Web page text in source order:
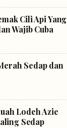
Cili Api Yang
Wajib Cuba
Sedap dan
Lodeh Azie
Sedap